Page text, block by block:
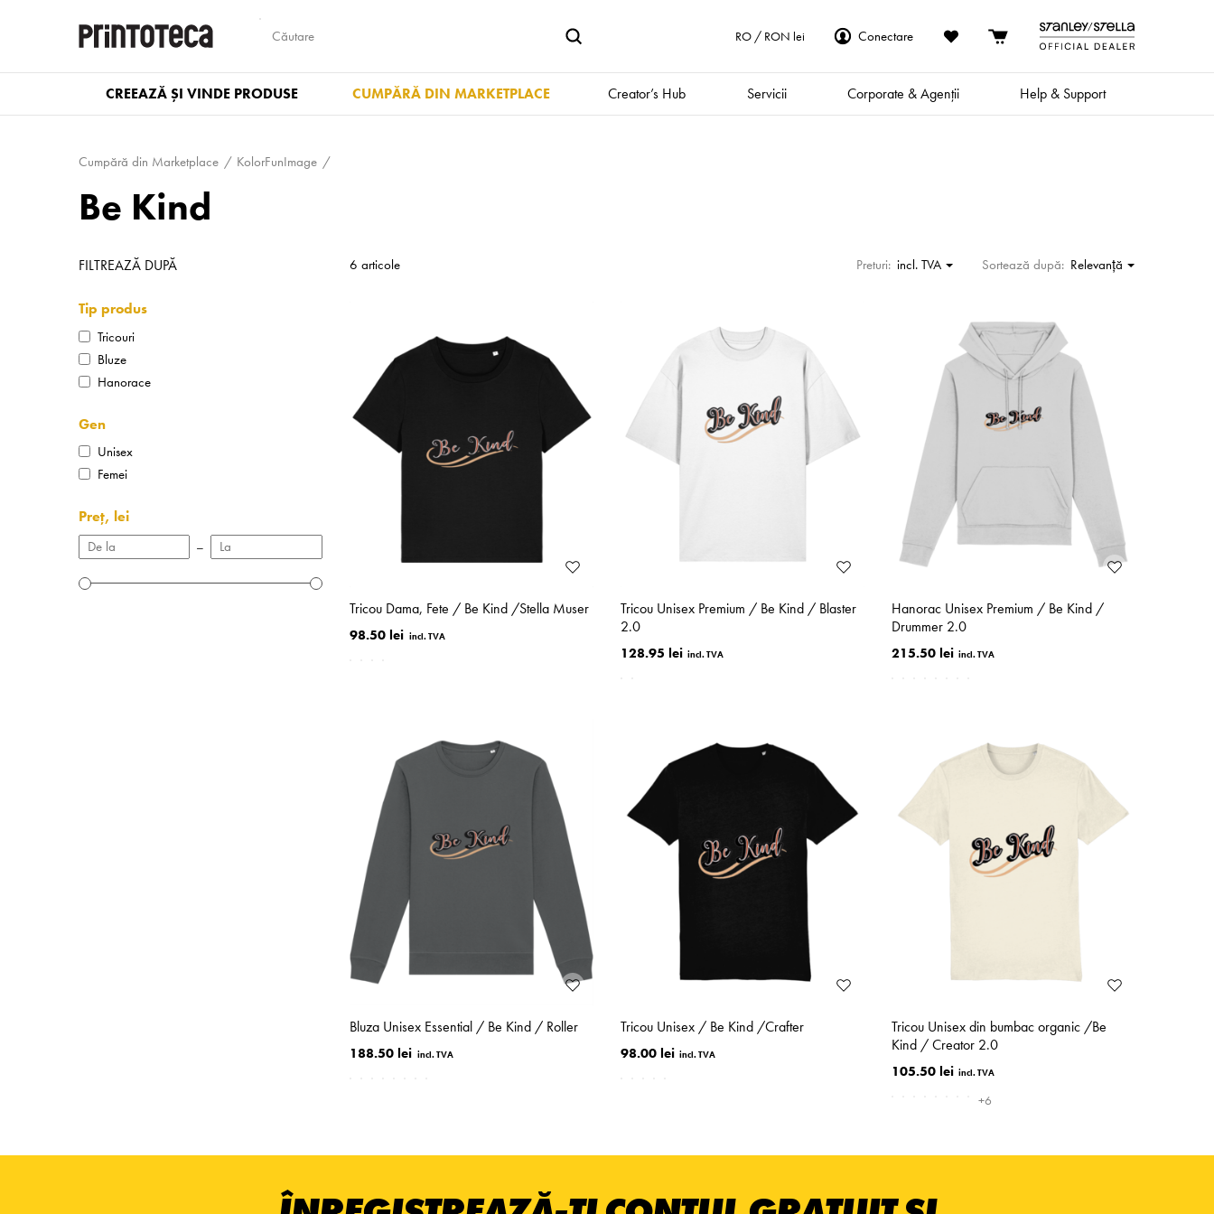
RO / RON lei Conectare
CREEAZĂ ȘI VINDE PRODUSE CUMPĂRĂ DIN MARKETPLACE Creator’s Hub Servicii Corporate & Agenții Help & Support
Cumpără din Marketplace KolorFunImage
Be Kind
FILTREAZĂ DUPĂ
Tip produs
Tricouri
Bluze
Hanorace
Gen
Unisex
Femei
Preț, lei
–
6 articole Preturi: incl. TVA Sortează după: Relevanţă
Tricou Dama, Fete / Be Kind /Stella Muser
98.50 lei
Tricou Unisex Premium / Be Kind / Blaster
2.0
128.95 lei
Hanorac Unisex Premium / Be Kind /
Drummer 2.0
215.50 lei
Bluza Unisex Essential / Be Kind / Roller
188.50 lei
Tricou Unisex / Be Kind /Crafter
98.00 lei
Tricou Unisex din bumbac organic /Be
Kind / Creator 2.0
105.50 lei
+6